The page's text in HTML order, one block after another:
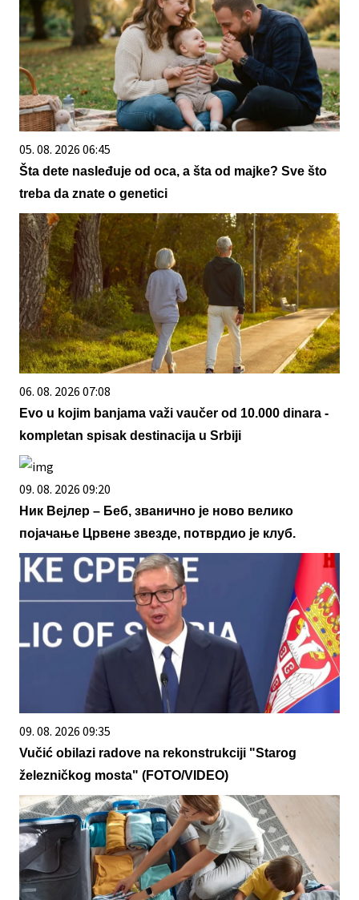
05. 08. 2026 06:45
Šta dete nasleđuje od oca, a šta od majke? Sve što
treba da znate o genetici
06. 08. 2026 07:08
Evo u kojim banjama važi vaučer od 10.000 dinara -
kompletan spisak destinacija u Srbiji
09. 08. 2026 09:20
Ник Вејлер – Беб, званично је ново велико
појачање Црвене звезде, потврдио је клуб.
09. 08. 2026 09:35
Vučić obilazi radove na rekonstrukciji "Starog
železničkog mosta" (FOTO/VIDEO)